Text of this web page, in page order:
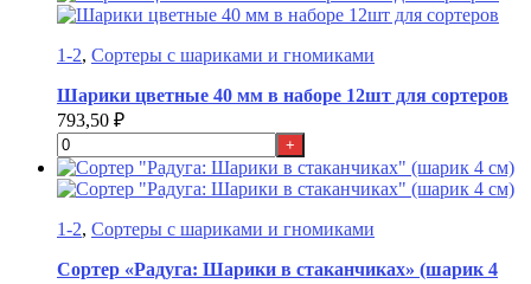
1-2, Сортеры с шариками и гномиками
Шарики цветные 40 мм в наборе 12шт для сортеров
793,50 ₽
+
1-2, Сортеры с шариками и гномиками
Сортер «Радуга: Шарики в стаканчиках» (шарик 4